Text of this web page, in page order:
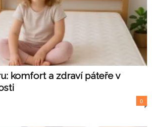
komfort a zdraví páteře v
0